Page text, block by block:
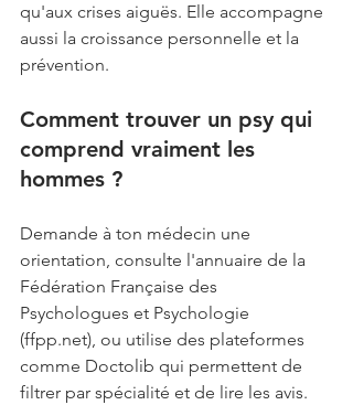
qu'aux crises aiguës. Elle accompagne
aussi la croissance personnelle et la
prévention.
Comment trouver un psy qui
comprend vraiment les
hommes ?
Demande à ton médecin une
orientation, consulte l'annuaire de la
Fédération Française des
Psychologues et Psychologie
(ffpp.net), ou utilise des plateformes
comme Doctolib qui permettent de
filtrer par spécialité et de lire les avis.